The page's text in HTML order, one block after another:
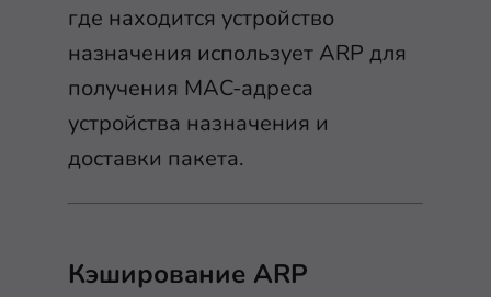
где находится устройство
назначения использует ARP для
получения MAC-адреса
устройства назначения и
доставки пакета.
Кэширование ARP